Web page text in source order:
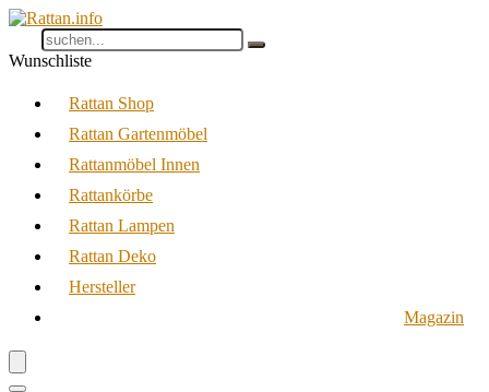
Wunschliste
Rattan Shop
Rattan Gartenmöbel
Rattanmöbel Innen
Rattankörbe
Rattan Lampen
Rattan Deko
Hersteller
Magazin